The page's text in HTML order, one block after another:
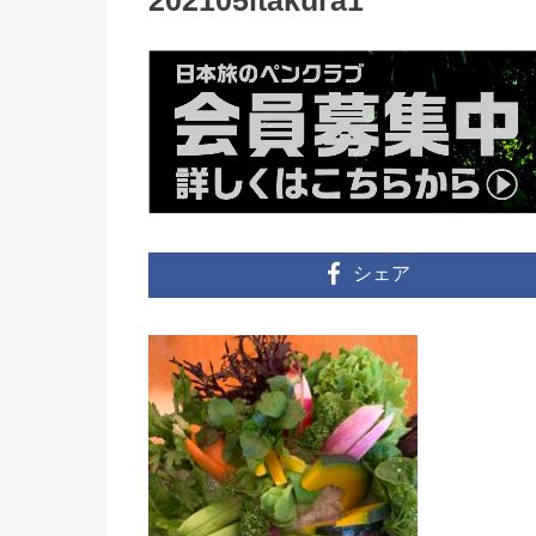
シェア